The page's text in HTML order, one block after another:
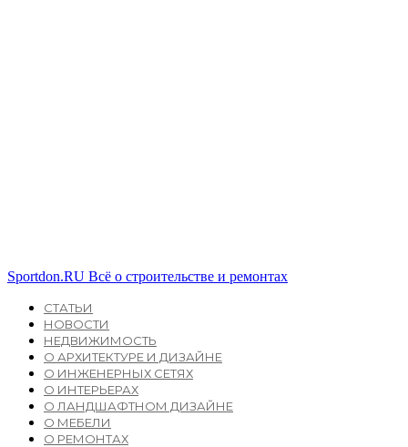
Sportdon.RU Всё о строительстве и ремонтах
СТАТЬИ
НОВОСТИ
НЕДВИЖИМОСТЬ
О АРХИТЕКТУРЕ И ДИЗАЙНЕ
О ИНЖЕНЕРНЫХ СЕТЯХ
О ИНТЕРЬЕРАХ
О ЛАНДШАФТНОМ ДИЗАЙНЕ
О МЕБЕЛИ
О РЕМОНТАХ